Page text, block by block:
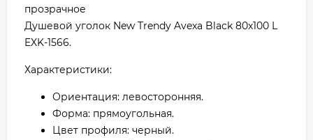
прозрачное
Душевой уголок New Trendy Avexa Black 80х100 L
EXK-1566.
Характеристики:
Ориентация: левосторонняя.
Форма: прямоугольная.
Цвет профиля: черный.